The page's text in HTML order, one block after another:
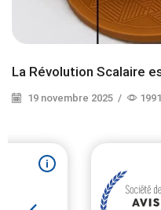
La Révolution Scalaire
19 novembre 2025 / 1991